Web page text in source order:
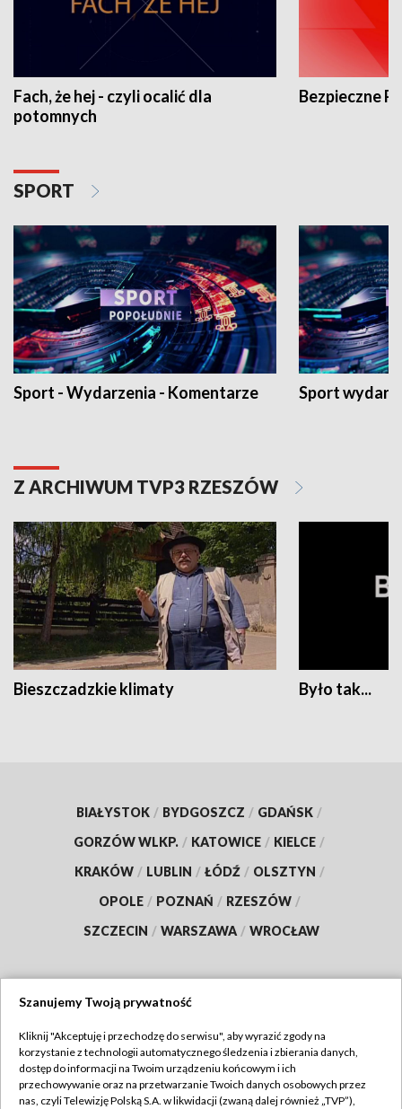
Fach, że hej - czyli ocalić dla
potomnych
Bezpieczne
SPORT
Sport - Wydarzenia - Komentarze Sport
Z ARCHIWUM TVP3 RZESZÓW
Bieszczadzkie klimaty Było tak...
BIAŁYSTOK / BYDGOSZCZ / GDAŃSK /
GORZÓW WLKP. / KATOWICE / KIELCE /
KRAKÓW / LUBLIN / ŁÓDŹ / OLSZTYN /
OPOLE / POZNAŃ / RZESZÓW /
SZCZECIN / WARSZAWA / WROCŁAW
TVP
Abonament TVP
Regulamin TVP
Szanujemy Twoją prywatność
Kliknij "Akceptuję i przechodzę do serwisu", aby wyrazić zgody na
korzystanie z technologii automatycznego śledzenia i zbierania danych,
dostęp do informacji na Twoim urządzeniu końcowym i ich
przechowywanie oraz na przetwarzanie Twoich danych osobowych przez
nas, czyli Telewizję Polską S.A. w likwidacji (zwaną dalej również „TVP”),